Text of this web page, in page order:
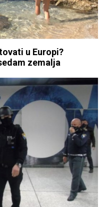
u Europi?
zemalja